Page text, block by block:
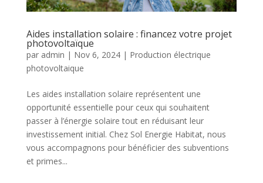
Aides installation solaire : financez votre projet
photovoltaïque
par admin | Nov 6, 2024| Production électrique
photovoltaique
Les aides installation solaire représentent une
opportunité essentielle pour ceux qui souhaitent
passer à l’énergie solaire tout en réduisant leur
investissement initial. Chez Sol Energie Habitat, nous
vous accompagnons pour bénéficier des subventions
et primes...